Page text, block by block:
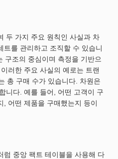
두 가지 주요 원칙인 사실과 차
트를 관리하고 조직할 수 있습니
구조의 중심이며 측정을 기반으
러한 주요 사실의 예로는 트랜
총 구매 수가 있습니다. 차원은
니다. 예를 들어, 어떤 고객이 구
, 어떤 제품을 구매했는지 등이
럼 중앙 팩트 테이블을 사용해 다